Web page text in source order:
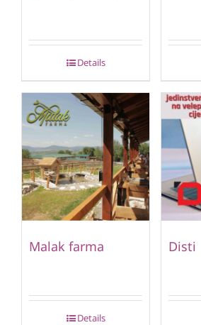
Details
Malak farma
Details
Disti